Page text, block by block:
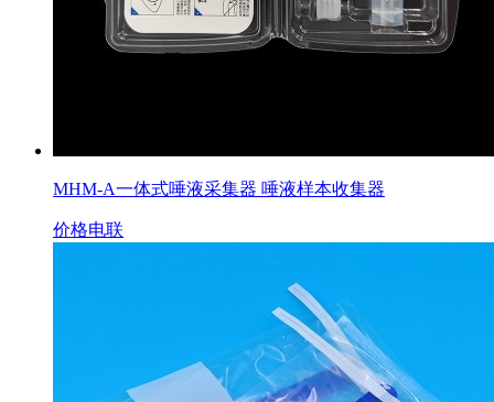
MHM-A一体式唾液采集器 唾液样本收集器
价格电联